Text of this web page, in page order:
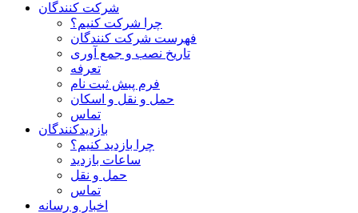
شرکت کنندگان
چرا شرکت کنیم؟
فهرست شرکت کنندگان
تاریخ نصب و جمع آوری
تعرفه
فرم پبش ثبت نام
حمل و نقل و اسکان
تماس
بازدیدکنندگان
چرا بازدید کنیم؟
ساعات بازدید
حمل و نقل
تماس
اخبار و رسانه